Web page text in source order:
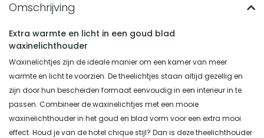
Extra warmte en licht in een goud blad
waxinelichthouder
Waxinelichtjes zijn de ideale manier om een kamer van meer
warmte en licht te voorzien. De theelichtjes staan altijd gezellig en
zijn door hun bescheiden formaat eenvoudig in een interieur in te
passen. Combineer de waxinelichtjes met een mooie
waxinelichthouder in het goud en blad vorm voor een extra mooi
effect. Houd je van de hotel chique stijl? Dan is deze theelichthouder